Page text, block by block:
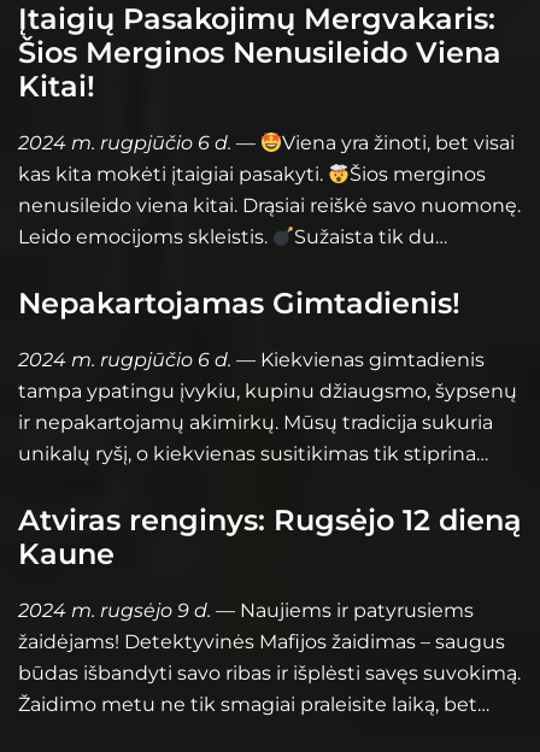
Įtaigių Pasakojimų Mergvakaris:
Šios Merginos Nenusileido Viena
Kitai!
2024 m. rugpjūčio 6 d. —
Viena yra žinoti, bet visai
kas kita mokėti įtaigiai pasakyti.
Šios merginos
nenusileido viena kitai. Drąsiai reiškė savo nuomonę.
Leido emocijoms skleistis.
Sužaista tik du…
Nepakartojamas Gimtadienis!
2024 m. rugpjūčio 6 d. — Kiekvienas gimtadienis
tampa ypatingu įvykiu, kupinu džiaugsmo, šypsenų
ir nepakartojamų akimirkų. Mūsų tradicija sukuria
unikalų ryšį, o kiekvienas susitikimas tik stiprina…
Atviras renginys: Rugsėjo 12 dieną
Kaune
2024 m. rugsėjo 9 d. — Naujiems ir patyrusiems
žaidėjams! Detektyvinės Mafijos žaidimas – saugus
būdas išbandyti savo ribas ir išplėsti savęs suvokimą.
Žaidimo metu ne tik smagiai praleisite laiką, bet…